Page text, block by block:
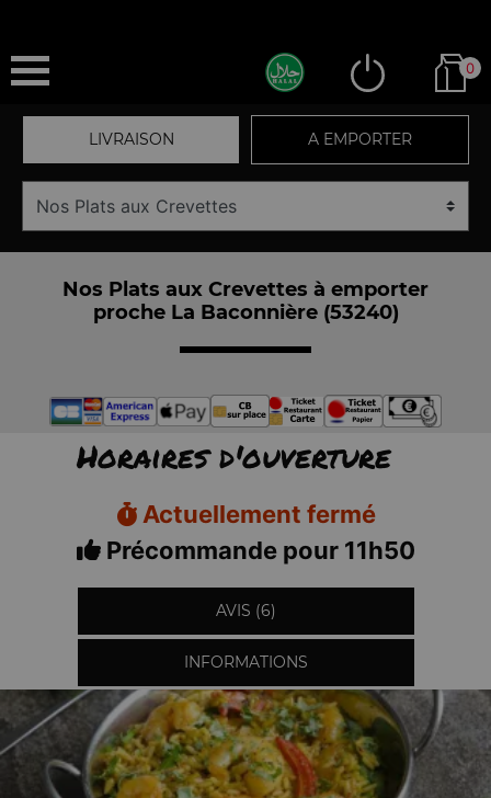
0
LIVRAISON A EMPORTER
Nos Plats aux Crevettes à emporter
proche La Baconnière (53240)
Horaires d'ouverture
Actuellement fermé
Précommande pour 11h50
AVIS (6)
INFORMATIONS